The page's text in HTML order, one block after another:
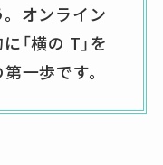
オンライン
「横の T」を
一歩です。